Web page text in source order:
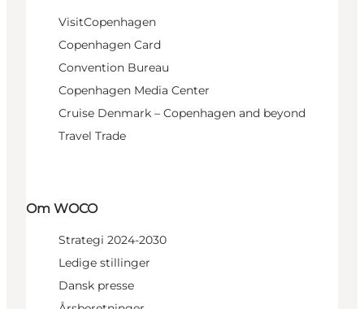
VisitCopenhagen
Copenhagen Card
Convention Bureau
Copenhagen Media Center
Cruise Denmark – Copenhagen and beyond
Travel Trade
Om WOCO
Strategi 2024-2030
Ledige stillinger
Dansk presse